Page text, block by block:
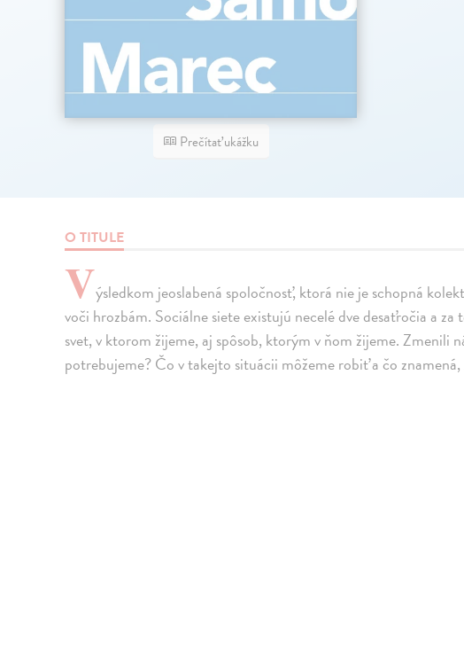
Prečítať ukážku
O TITULE
Výsledkom jeoslabená spoločnosť, ktorá nie je schopná
voči hrozbám. Sociálne siete existujú necelé dve desaťročia a za
svet, v ktorom žijeme, aj spôsob, ktorým v ňom žijeme. Zmenili
potrebujeme? Čo v takejto situácii môžeme robiť a čo